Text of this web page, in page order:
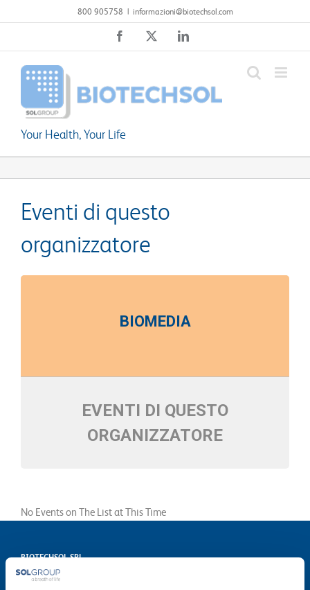
al
800 905758 | informazioni@biotechsol.com
Facebook LinkedIn
Your Health, Your Life
Eventi di questo
organizzatore
BIOMEDIA
EVENTI DI QUESTO
ORGANIZZATORE
No Events on The List at This Time
BIOTECHSOL SRL
Società del Gruppo SOL